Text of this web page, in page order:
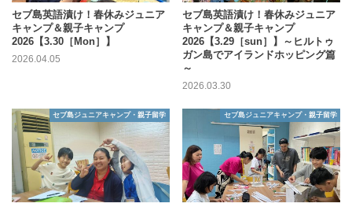
セブ島英語漬け！春休みジュニア
キャンプ＆親子キャンプ
2026【3.30［Mon］】
2026.04.05
セブ島英語漬け！春休みジュニア
キャンプ＆親子キャンプ
2026【3.29［sun］】～ヒルトゥ
ガン島でアイランドホッピング篇
～
2026.03.30
セブ島ジュニアキャンプ・親子留学 セブ島ジュニアキャンプ・親子留学